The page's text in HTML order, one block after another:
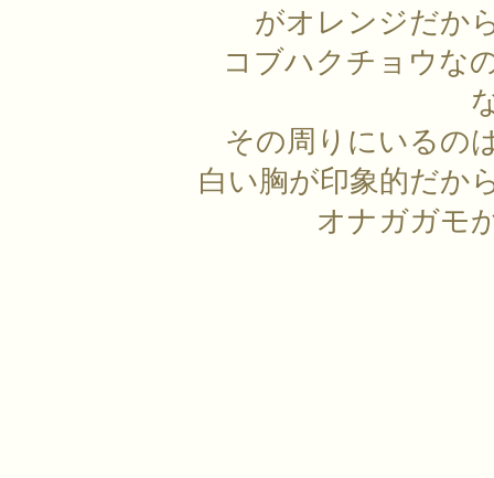
がオレンジだか
コブハクチョウな
その周りにいるの
白い胸が印象的だか
オナガガモ